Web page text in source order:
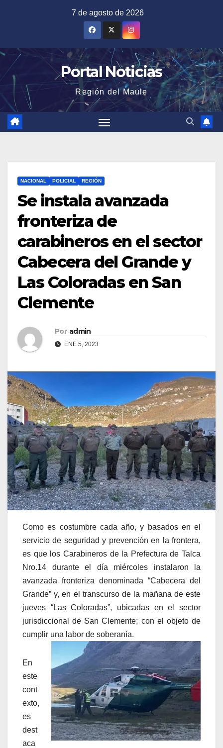
7 de agosto de 2026
Portal Noticias
Región del Maule
NACIONAL POLICIAL REGIÓN
Se instala avanzada
fronteriza de
carabineros en el sector
Cabecera del Grande y
Las Coloradas en San
Clemente
Por admin
ENE 5, 2023
Como es costumbre cada año, y basados en el
servicio de seguridad y prevención en la frontera,
es que los Carabineros de la Prefectura de Talca
Nro.14 durante el día miércoles instalaron la
avanzada fronteriza denominada “Cabecera del
Grande” y, en el transcurso de la mañana de este
jueves “Las Coloradas”, ubicadas en el sector
jurisdiccional de San Clemente; con el objeto de
cumplir una labor de soberanía.
En
este
cont
exto,
es
dest
aca